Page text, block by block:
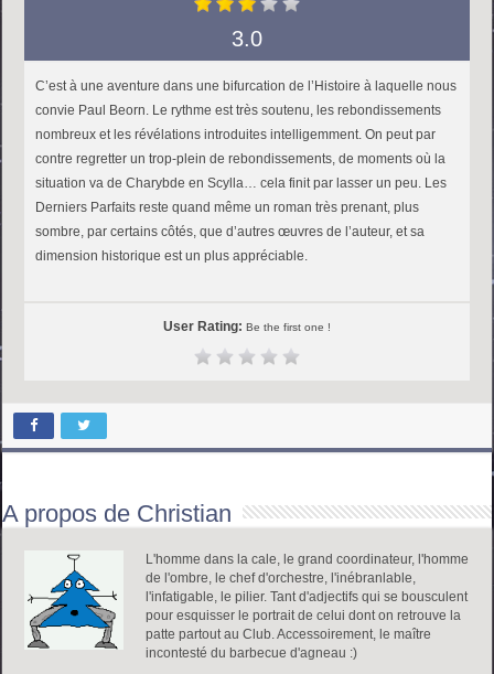
3.0
C’est à une aventure dans une bifurcation de l’Histoire à laquelle nous
convie Paul Beorn. Le rythme est très soutenu, les rebondissements
nombreux et les révélations introduites intelligemment. On peut par
contre regretter un trop-plein de rebondissements, de moments où la
situation va de Charybde en Scylla… cela finit par lasser un peu. Les
Derniers Parfaits reste quand même un roman très prenant, plus
sombre, par certains côtés, que d’autres œuvres de l’auteur, et sa
dimension historique est un plus appréciable.
User Rating: Be the first one !
A propos de Christian
L'homme dans la cale, le grand coordinateur, l'homme
de l'ombre, le chef d'orchestre, l'inébranlable,
l'infatigable, le pilier. Tant d'adjectifs qui se bousculent
pour esquisser le portrait de celui dont on retrouve la
patte partout au Club. Accessoirement, le maître
incontesté du barbecue d'agneau :)